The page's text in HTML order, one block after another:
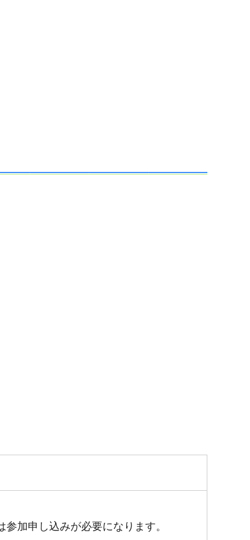
加申し込みが必要になります。